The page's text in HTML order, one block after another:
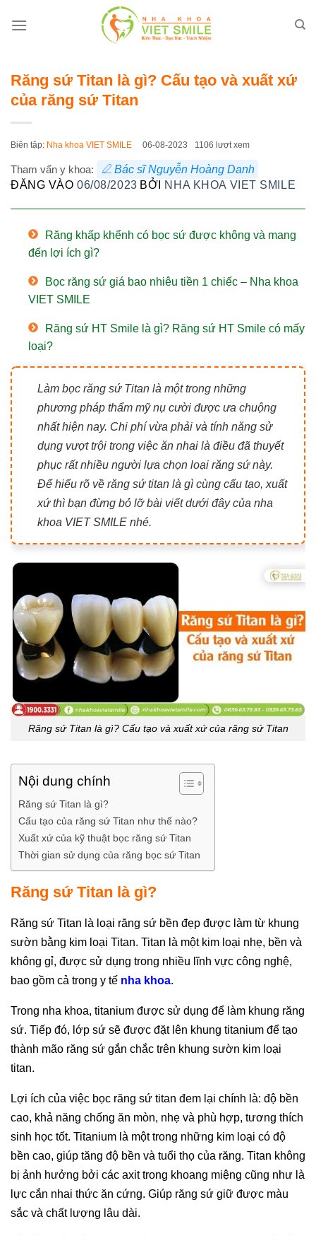
qua
Răng sứ Titan là gì? Cấu tạo và xuất xứ
của răng sứ Titan
Biên tập: Nha khoa VIET SMILE 06-08-2023 1106 lượt xem
Tham vấn y khoa:
Bác sĩ Nguyễn Hoàng Danh
ĐĂNG VÀO06/08/2023 BỞI NHA KHOA VIET SMILE
Răng khấp khểnh có bọc sứ được không và mang
đến lợi ích gì?
Bọc răng sứ giá bao nhiêu tiền 1 chiếc – Nha khoa
VIET SMILE
Răng sứ HT Smile là gì? Răng sứ HT Smile có mấy
loại?
Làm bọc răng sứ Titan là một trong những
phương pháp thẩm mỹ nụ cười được ưa chuộng
nhất hiện nay. Chi phí vừa phải và tính năng sử
dụng vượt trội trong việc ăn nhai là điều đã thuyết
phục rất nhiều người lựa chọn loại răng sứ này.
Để hiểu rõ về răng sứ titan là gì cùng cấu tạo, xuất
xứ thì bạn đừng bỏ lỡ bài viết dưới đây của nha
khoa VIET SMILE nhé.
Răng sứ Titan là gì? Cấu tạo và xuất xứ của răng sứ Titan
Nội dung chính
Răng sứ Titan là gì?
Cấu tạo của răng sứ Titan như thế nào?
Xuất xứ của kỹ thuật bọc răng sứ Titan
Thời gian sử dụng của răng bọc sứ Titan
Răng sứ Titan là gì?
Răng sứ Titan là loại răng sứ bền đẹp được làm từ khung
sườn bằng kim loại Titan. Titan là một kim loại nhẹ, bền và
không gỉ, được sử dụng trong nhiều lĩnh vực công nghệ,
bao gồm cả trong y tế nha khoa.
Trong nha khoa, titanium được sử dụng để làm khung răng
sứ. Tiếp đó, lớp sứ sẽ được đặt lên khung titanium để tạo
thành mão răng sứ gắn chắc trên khung sườn kim loại
titan.
Lợi ích của việc bọc răng sứ titan đem lại chính là: độ bền
cao, khả năng chống ăn mòn, nhẹ và phù hợp, tương thích
sinh học tốt. Titanium là một trong những kim loại có độ
bền cao, giúp tăng độ bền và tuổi thọ của răng. Titan không
bị ảnh hưởng bởi các axit trong khoang miệng cũng như là
lực cắn nhai thức ăn cứng. Giúp răng sứ giữ được màu
sắc và chất lượng lâu dài.